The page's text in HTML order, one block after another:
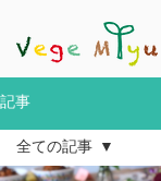
記事
全ての記事